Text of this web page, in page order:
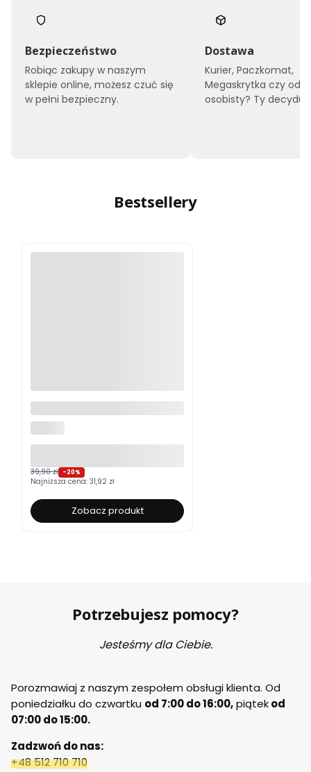
Bezpieczeństwo
Robiąc zakupy w naszym
sklepie online, możesz czuć się
w pełni bezpieczny.
Dostawa
Kurier, Paczkomat,
Megaskrytka czy
osobisty? Ty
Bestsellery
39,90 zł -20%
Najniższa cena: 31,92 zł
Zobacz produkt
Potrzebujesz pomocy?
Jesteśmy dla Ciebie.
Porozmawiaj z naszym zespołem obsługi klienta. Od
poniedziałku do czwartku od 7:00 do 16:00,piątekod
07:00 do 15:00.
Zadzwoń do nas:
+48 512 710 710